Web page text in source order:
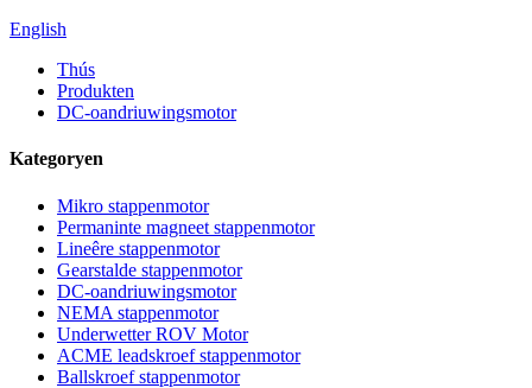
English
Thús
Produkten
DC-oandriuwingsmotor
Kategoryen
Mikro stappenmotor
Permaninte magneet stappenmotor
Lineêre stappenmotor
Gearstalde stappenmotor
DC-oandriuwingsmotor
NEMA stappenmotor
Underwetter ROV Motor
ACME leadskroef stappenmotor
Ballskroef stappenmotor